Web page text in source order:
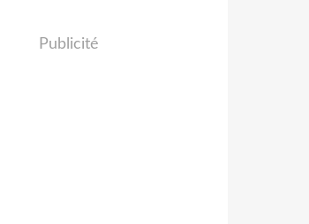
Publicité